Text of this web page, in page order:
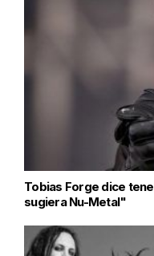
Tobias Forge dice
sugiera Nu-Metal"